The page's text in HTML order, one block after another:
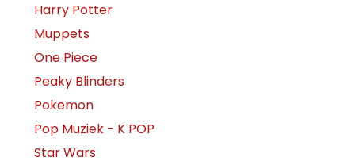
Harry Potter
Muppets
One Piece
Peaky Blinders
Pokemon
Pop Muziek - K POP
Star Wars